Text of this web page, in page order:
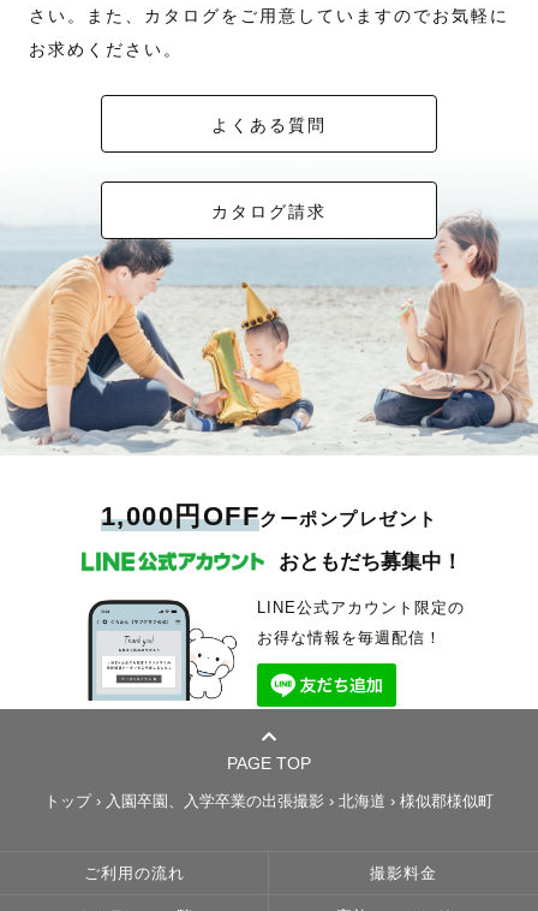
さい。また、カタログをご用意していますのでお気軽に
お求めください。
よくある質問
カタログ請求
1,000円OFFクーポンプレゼント
おともだち募集中！
LINE公式アカウント限定の
お得な情報を毎週配信！
PAGE TOP
トップ › 入園卒園、入学卒業の出張撮影 › 北海道 › 様似郡様似町
ご利用の流れ 撮影料金